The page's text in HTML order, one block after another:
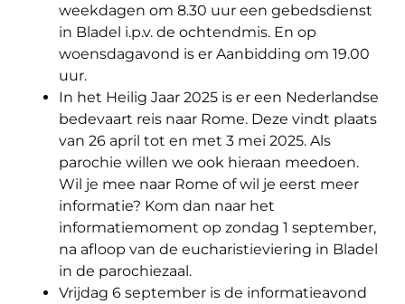
weekdagen om 8.30 uur een gebedsdienst
in Bladel i.p.v. de ochtendmis. En op
woensdagavond is er Aanbidding om 19.00
uur.
In het Heilig Jaar 2025 is er een Nederlandse
bedevaart reis naar Rome. Deze vindt plaats
van 26 april tot en met 3 mei 2025. Als
parochie willen we ook hieraan meedoen.
Wil je mee naar Rome of wil je eerst meer
informatie? Kom dan naar het
informatiemoment op zondag 1 september,
na afloop van de eucharistieviering in Bladel
in de parochiezaal.
Vrijdag 6 september is de informatieavond